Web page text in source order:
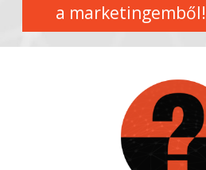
a marketingemből!